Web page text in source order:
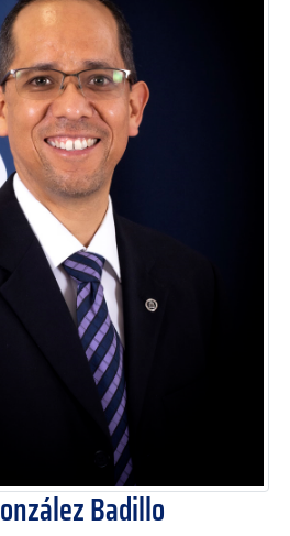
Badillo